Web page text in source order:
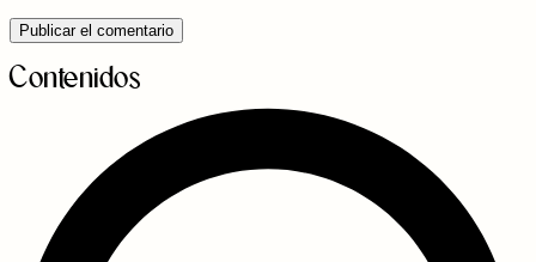
Contenidos